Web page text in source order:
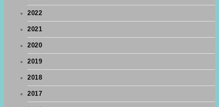
2022
2021
2020
2019
2018
2017